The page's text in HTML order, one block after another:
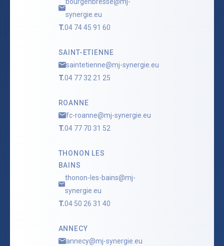
bourgenbresse@mj-
synergie.eu
T.04 74 45 91 60
SAINT-ETIENNE
saintetienne@mj-synergie.eu
T.04 77 32 21 25
ROANNE
fc-roanne@mj-synergie.eu
T.04 77 70 31 52
THONON LES
BAINS
thonon-les-bains@mj-
synergie.eu
T.04 50 26 31 40
ANNECY
annecy@mj-synergie.eu